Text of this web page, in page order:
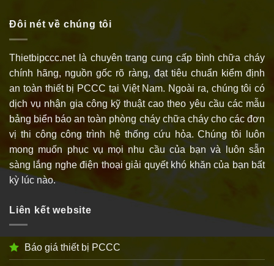
Đôi nét về chúng tôi
Thietbipccc.net là chuyên trang cung cấp bình chữa cháy
chính hãng, nguồn gốc rõ ràng, đạt tiêu chuẩn kiểm định
an toàn thiết bị PCCC tại Việt Nam. Ngoài ra, chúng tôi có
dịch vụ nhận gia công kỹ thuật cao theo yêu cầu các mẫu
bảng biển báo an toàn phòng cháy chữa cháy cho các đơn
vị thi công công trình hệ thống cứu hỏa. Chúng tôi luôn
mong muốn phục vụ mọi nhu cầu của bạn và luôn sẵn
sàng lắng nghe điện thoại giải quyết khó khăn của bạn bất
kỳ lúc nào.
Liên kết website
Báo giá thiết bị PCCC